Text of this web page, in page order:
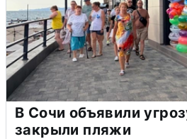
В Сочи объявили
закрыли пляжи